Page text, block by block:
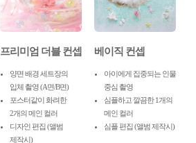
프리미엄 더블 컨셉
양면 배경 세트장의
입체 촬영 (A면/B면)
포스터같이 화려한
2개의 메인 컬러
디자인 편집 (앨범
제작시)
베이직 컨셉
아이에게 집중되는 인물
중심 촬영
심플하고 깔끔한 1개의
메인 컬러
심플 편집 (앨범 제작시)